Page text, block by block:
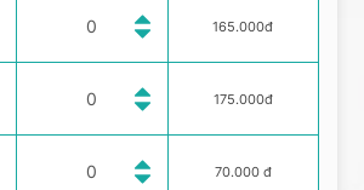
165.000đ
175.000đ
70.000 đ